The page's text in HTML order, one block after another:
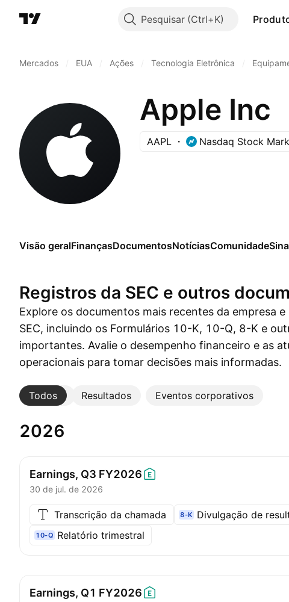
Pesquisar
Mercados EUA Ações Tecnologia Eletrônica
Apple Inc
AAPL Nasdaq Stock
Visão geralFinançasDocumentosNotíciasComunidade
Registros da SEC e outros
Explore os documentos mais recentes da empresa
SEC, incluindo os Formulários 10-K, 10-Q, 8-K e
importantes. Avalie o desempenho financeiro e as
operacionais para tomar decisões mais informadas.
Todos Resultados Eventos corporativos
Mais
2026
Earnings, Q3 FY2026
30 de jul. de 2026
Transcrição da chamada 8-K Divulgação de
10-Q Relatório trimestral
Earnings, Q1 FY2026